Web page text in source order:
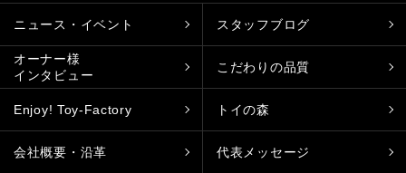
ニュース・イベント スタッフブログ
オーナー様
インタビュー
こだわりの品質
Enjoy! Toy-Factory トイの森
会社概要・沿革 代表メッセージ